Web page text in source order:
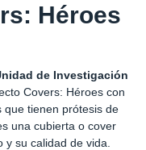
Héroes
de Investigación
Covers: Héroes con
que tienen prótesis de
una cubierta o cover
su calidad de vida.